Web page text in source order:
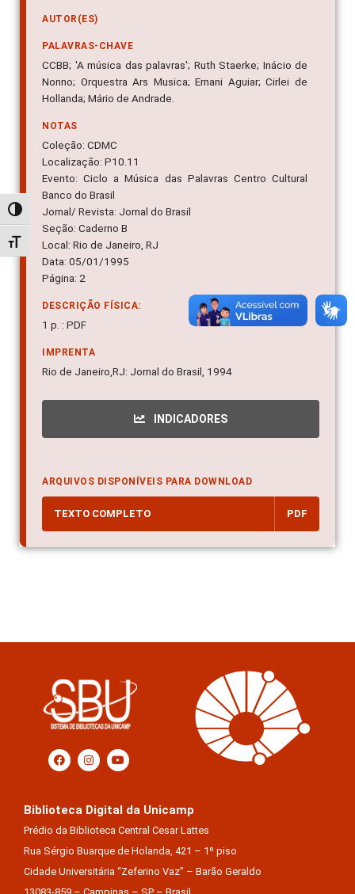
Alternar alto contraste
Alternar tamanho da fonte
AUTOR(ES)
PALAVRAS-CHAVE
CCBB; 'A música das palavras'; Ruth Staerke; Inácio de
Nonno; Orquestra Ars Musica; Ernani Aguiar; Cirlei de
Hollanda; Mário de Andrade.
NOTAS
Coleção: CDMC
Localização: P10.11
Evento: Ciclo a Música das Palavras Centro Cultural
Banco do Brasil
Jornal/ Revista: Jornal do Brasil
Seção: Caderno B
Local: Rio de Janeiro, RJ
Data: 05/01/1995
Página: 2
DESCRIÇÃO FÍSICA:
1 p. : PDF
IMPRENTA
Rio de Janeiro,RJ: Jornal do Brasil, 1994
INDICADORES
ARQUIVOS DISPONÍVEIS PARA DOWNLOAD
TEXTO COMPLETO PDF
Biblioteca Digital da Unicamp
Prédio da Biblioteca Central Cesar Lattes
Rua Sérgio Buarque de Holanda, 421 – 1º piso
Cidade Universitária “Zeferino Vaz” – Barão Geraldo